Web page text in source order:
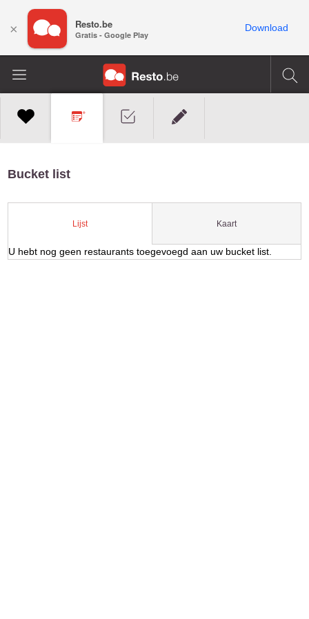
Bucket list
Lijst Kaart
U hebt nog geen restaurants toegevoegd aan uw bucket list.
× Resto.be
Gratis - Google Play
Download